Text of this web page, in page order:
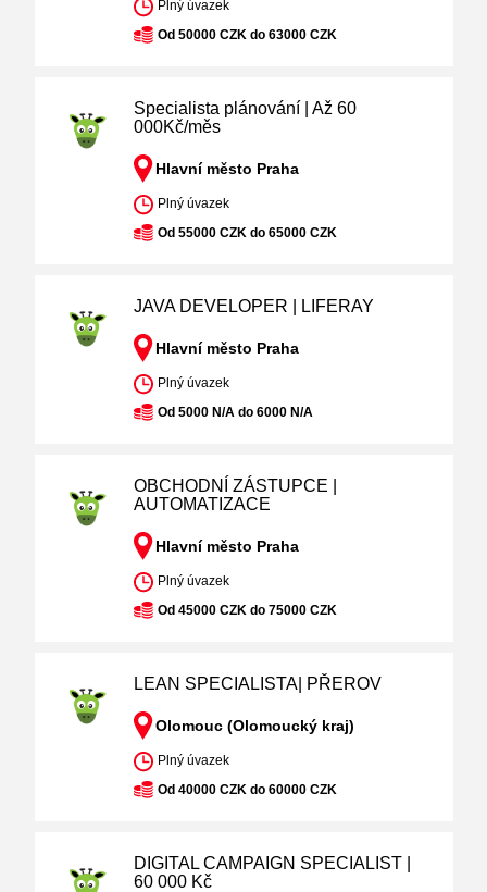
Plný úvazek
Od 50000 CZK do 63000 CZK
Specialista plánování | Až 60
000Kč/měs
Hlavní město Praha
Plný úvazek
Od 55000 CZK do 65000 CZK
JAVA DEVELOPER | LIFERAY
Hlavní město Praha
Plný úvazek
Od 5000 N/A do 6000 N/A
OBCHODNÍ ZÁSTUPCE |
AUTOMATIZACE
Hlavní město Praha
Plný úvazek
Od 45000 CZK do 75000 CZK
LEAN SPECIALISTA| PŘEROV
Olomouc (Olomoucký kraj)
Plný úvazek
Od 40000 CZK do 60000 CZK
DIGITAL CAMPAIGN SPECIALIST |
60 000 Kč